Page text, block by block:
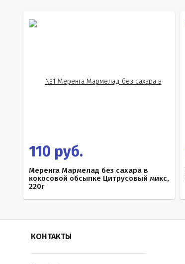
110 руб.
Меренга Мармелад без сахара в
кокосовой обсыпке Цитрусовый микс,
220г
КОНТАКТЫ